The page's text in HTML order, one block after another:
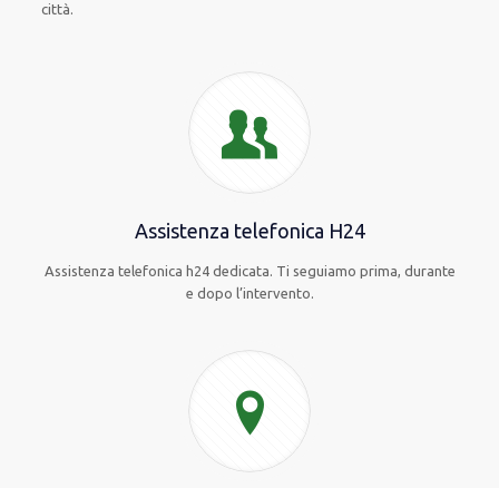
città.
Assistenza telefonica H24
Assistenza telefonica h24 dedicata. Ti seguiamo prima, durante
e dopo l’intervento.